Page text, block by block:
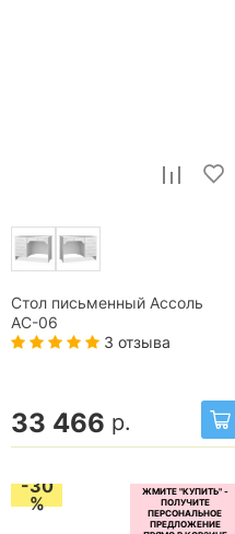
Стол письменный Ассоль
АС-06
3 отзыва
33 466 р.
-30
%